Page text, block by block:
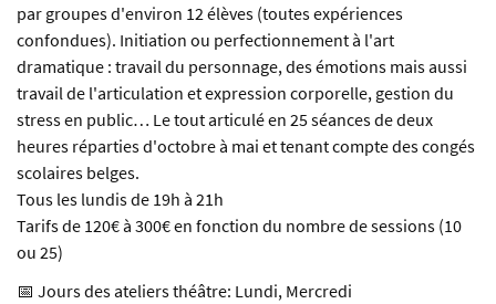
par groupes d'environ 12 élèves (toutes expériences
confondues). Initiation ou perfectionnement à l'art
dramatique : travail du personnage, des émotions mais aussi
travail de l'articulation et expression corporelle, gestion du
stress en public… Le tout articulé en 25 séances de deux
heures réparties d'octobre à mai et tenant compte des congés
scolaires belges.
Tous les lundis de 19h à 21h
Tarifs de 120€ à 300€ en fonction du nombre de sessions (10
ou 25)
📅 Jours des ateliers théâtre: Lundi, Mercredi